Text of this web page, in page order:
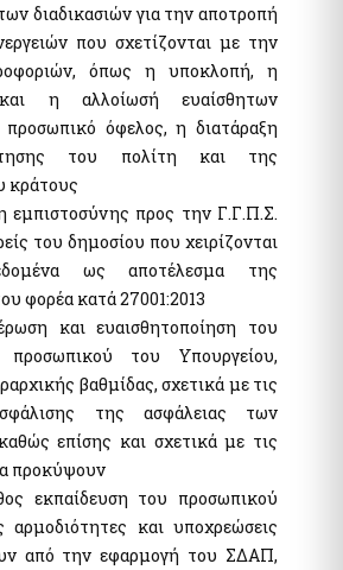
με τηλεδιάσκεψη από Γραφείο Ο.Ε.Υ.
με τηλεδιάσκεψη,
ή φυσική παρουσία από τα Γραφεία
Πυρασφάλειας των ΔΙ.Π.Υ.Ν./
Σώματος Ελλάδος
με τηλεδιάσκεψη από τον
για την ανάπτυξη της τεχνολογίας
Αυτοδιοικητικές Εκλογές 2023
(Ε.Μ.Ζ.Σ.)
Εκλογικής Αποζημίωσης
21ης Μαΐου 2023
Εκλογικής Αποζημίωσης
25ης Ιουνίου 2023
Λεσχών Φιλάθλων
διαδικασιών για την αποτροπή
που σχετίζονται με την
όπως η υποκλοπή, η
η αλλοίωσή ευαίσθητων
όφελος, η διατάραξη
του πολίτη και της
κράτους
προς την Γ.Γ.Π.Σ.
του δημοσίου που χειρίζονται
ως αποτέλεσμα της
φορέα κατά 27001:2013
και ευαισθητοποίηση του
του Υπουργείου,
βαθμίδας, σχετικά με τις
της ασφάλειας των
επίσης και σχετικά με τις
προκύψουν
του προσωπικού
αρμοδιότητες και υποχρεώσεις
από την εφαρμογή του ΣΔΑΠ,